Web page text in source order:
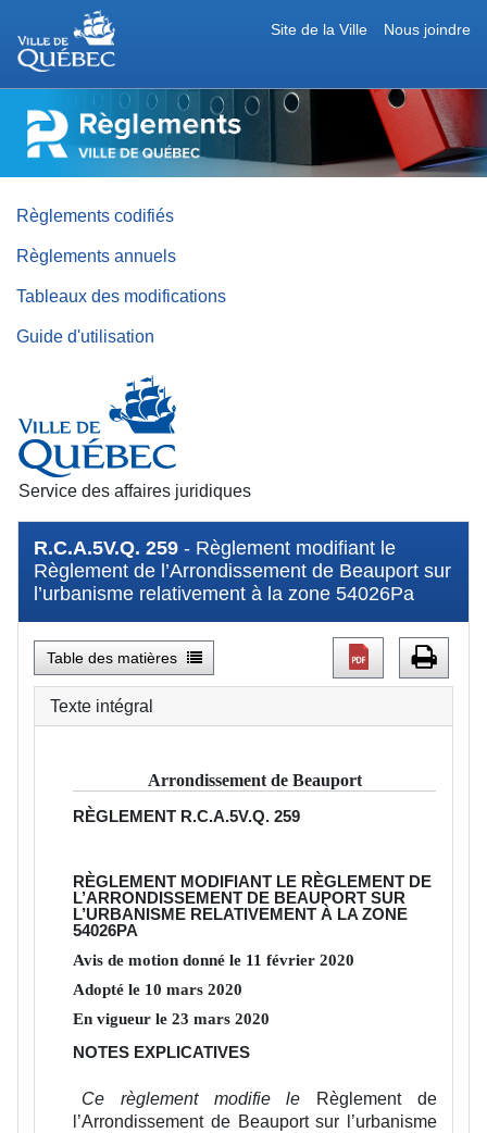
Nous joindre
Site de la Ville
RÈGLEMENTS
DE
QUÉBEC
Règlements codifiés
Règlements annuels
Tableaux des modifications
Guide d'utilisation
Service des affaires juridiques
R.C.A.5V.Q. 259 - Règlement modifiant le
Règlement de l’Arrondissement de Beauport sur
l’urbanisme relativement à la zone 54026Pa
Table des matières
Texte intégral
Arrondissement de Beauport
RÈGLEMENT R.C.A.5V.Q. 259
RÈGLEMENT MODIFIANT LE RÈGLEMENT DE
L’ARRONDISSEMENT DE BEAUPORT SUR
L’URBANISME RELATIVEMENT À LA ZONE
54026PA
Avis de motion donné le 11février2020
Adopté le 10mars2020
En vigueur le23mars2020
NOTES EXPLICATIVES
Ce règlement modifie le
Règlement de
l’Arrondissement de Beauport sur l’urbanisme